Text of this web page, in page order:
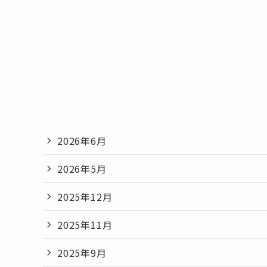
2026年6月
2026年5月
2025年12月
2025年11月
2025年9月